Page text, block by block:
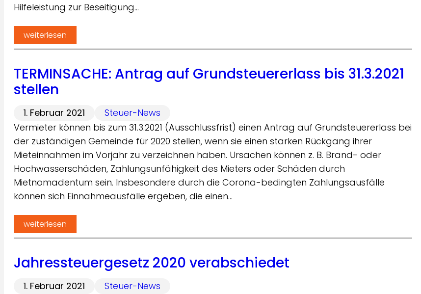
Hilfeleistung zur Beseitigung…
weiterlesen
TERMINSACHE: Antrag auf Grundsteuererlass bis 31.3.2021
stellen
1. Februar 2021
Steuer-News
Vermieter können bis zum 31.3.2021 (Ausschlussfrist) einen Antrag auf Grundsteuererlass bei
der zuständigen Gemeinde für 2020 stellen, wenn sie einen starken Rückgang ihrer
Mieteinnahmen im Vorjahr zu verzeichnen haben. Ursachen können z. B. Brand- oder
Hochwasserschäden, Zahlungsunfähigkeit des Mieters oder Schäden durch
Mietnomadentum sein. Insbesondere durch die Corona-bedingten Zahlungsausfälle
können sich Einnahmeausfälle ergeben, die einen…
weiterlesen
Jahressteuergesetz 2020 verabschiedet
1. Februar 2021
Steuer-News